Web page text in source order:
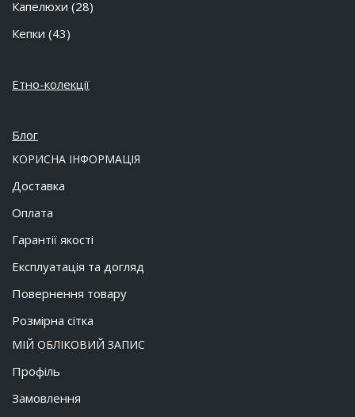
Капелюхи (28)
Кепки (43)
Етно-колекції
Блог
КОРИСНА ІНФОРМАЦІЯ
Доставка
Оплата
Гарантії якості
Експлуатація та догляд
Повернення товару
Розмірна сітка
МІЙ ОБЛІКОВИЙ ЗАПИС
Профіль
Замовлення